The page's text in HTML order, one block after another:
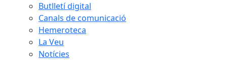
Butlletí digital
Canals de comunicació
Hemeroteca
La Veu
Notícies